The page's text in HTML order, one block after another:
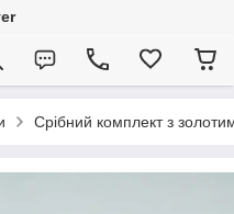
Срібний комплект з